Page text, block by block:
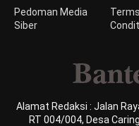
Pedoman Media
Siber
Alamat Redaksi : Jalan
RT 004/004, Desa